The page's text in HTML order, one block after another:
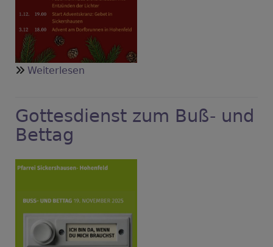
Weiterlesen
Gottesdienst zum Buß- und
Bettag